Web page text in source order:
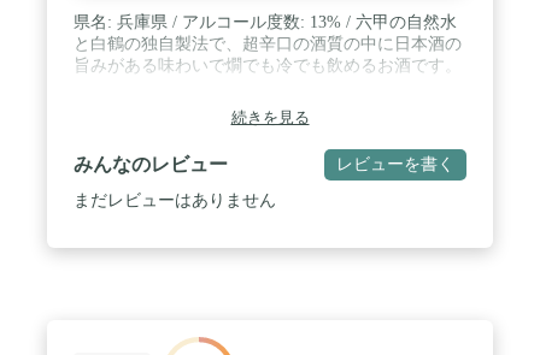
県名: 兵庫県 / アルコール度数: 13% / 六甲の自然水
と白鶴の独自製法で、超辛口の酒質の中に日本酒の
旨みがある味わいで燗でも冷でも飲めるお酒です。
続きを見る
みんなのレビュー レビューを書く
まだレビューはありません